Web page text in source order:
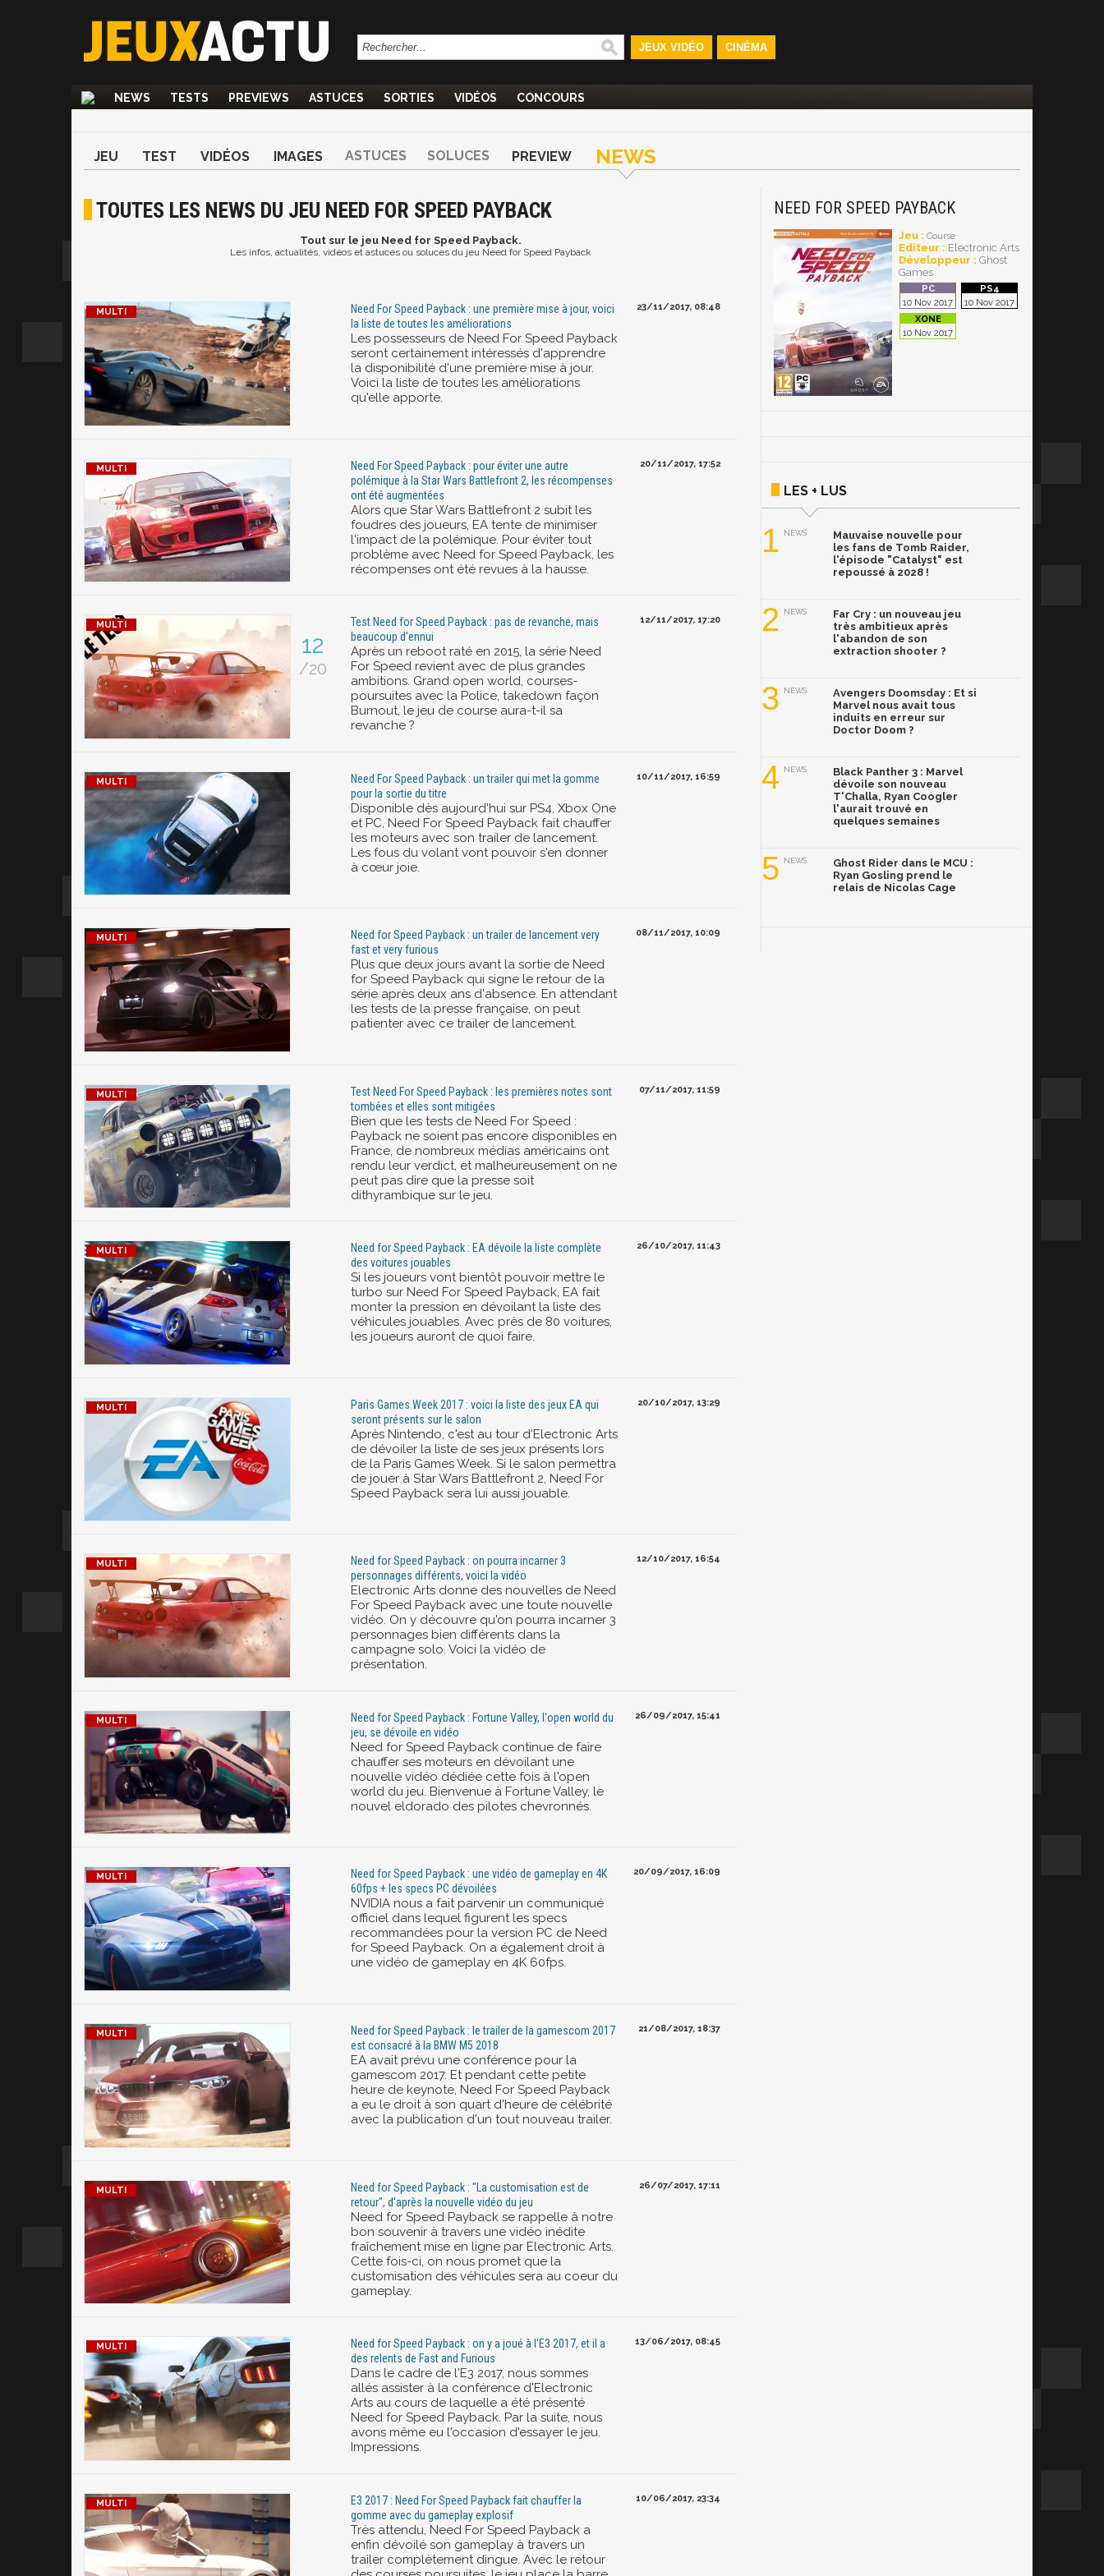
JEUX VIDÉO CINÉMA
NEWS TESTS PREVIEWS ASTUCES SORTIES VIDÉOS CONCOURS
JEU TEST VIDÉOS IMAGES ASTUCES SOLUCES PREVIEW NEWS
TOUTES LES NEWS DU JEU NEED FOR SPEED PAYBACK
Toutsur le jeu Need for Speed Payback.
Les infos, actualités, vidéos et astuces ou soluces du jeu Need for Speed Payback
Need For Speed Payback : une première mise à jour, voici
la liste de toutes les améliorations
Les possesseurs de Need For Speed Payback
seront certainement intéressés d'apprendre
la disponibilité d'une première mise à jour.
Voici la liste de toutes les améliorations
qu'elle apporte.
23/11/2017, 08:48
Need For Speed Payback : pour éviter une autre
polémique à la Star Wars Battlefront 2, les récompenses
ont été augmentées
Alors que Star Wars Battlefront 2 subit les
foudres des joueurs, EA tente de minimiser
l'impact de la polémique. Pour éviter tout
problème avec Need for Speed Payback, les
récompenses ont été revues à la hausse.
20/11/2017, 17:52
12
/20
Test Need for Speed Payback : pas de revanche, mais
beaucoup d'ennui
Après un reboot raté en 2015, la série Need
For Speed revient avec de plus grandes
ambitions. Grand open world, courses-
poursuites avec la Police, takedown façon
Burnout, le jeu de course aura-t-il sa
revanche ?
12/11/2017, 17:20
Need For Speed Payback : un trailer qui met la gomme
pour la sortie du titre
Disponible dès aujourd'hui sur PS4, Xbox One
et PC, Need For Speed Payback fait chauffer
les moteurs avec son trailer de lancement.
Les fous du volant vont pouvoir s'en donner
à cœur joie.
10/11/2017, 16:59
Need for Speed Payback : un trailer de lancement very
fast et very furious
Plus que deux jours avant la sortie de Need
for Speed Payback qui signe le retour de la
série après deux ans d'absence. En attendant
les tests de la presse française, on peut
patienter avec ce trailer de lancement.
08/11/2017, 10:09
Test Need For Speed Payback : les premières notes sont
tombées et elles sont mitigées
Bien que les tests de Need For Speed :
Payback ne soient pas encore disponibles en
France, de nombreux médias américains ont
rendu leur verdict, et malheureusement on ne
peut pas dire que la presse soit
dithyrambique sur le jeu.
07/11/2017, 11:59
Need for Speed Payback : EA dévoile la liste complète
des voitures jouables
Si les joueurs vont bientôt pouvoir mettre le
turbo sur Need For Speed Payback, EA fait
monter la pression en dévoilant la liste des
véhicules jouables. Avec près de 80 voitures,
les joueurs auront de quoi faire.
26/10/2017, 11:43
Paris Games Week 2017 : voici la liste des jeux EA qui
seront présents sur le salon
Après Nintendo, c'est au tour d'Electronic Arts
de dévoiler la liste de ses jeux présents lors
de la Paris Games Week. Si le salon permettra
de jouer à Star Wars Battlefront 2, Need For
Speed Payback sera lui aussi jouable.
20/10/2017, 13:29
Need for Speed Payback : on pourra incarner 3
personnages différents, voici la vidéo
Electronic Arts donne des nouvelles de Need
For Speed Payback avec une toute nouvelle
vidéo. On y découvre qu'on pourra incarner 3
personnages bien différents dans la
campagne solo. Voici la vidéo de
présentation.
12/10/2017, 16:54
Need for Speed Payback : Fortune Valley, l'open world du
jeu, se dévoile en vidéo
Need for Speed Payback continue de faire
chauffer ses moteurs en dévoilant une
nouvelle vidéo dédiée cette fois à l'open
world du jeu. Bienvenue à Fortune Valley, le
nouvel eldorado des pilotes chevronnés.
26/09/2017, 15:41
Need for Speed Payback : une vidéo de gameplay en 4K
60fps + les specs PC dévoilées
NVIDIA nous a fait parvenir un communiqué
officiel dans lequel figurent les specs
recommandées pour la version PC de Need
for Speed Payback. On a également droit à
une vidéo de gameplay en 4K 60fps.
20/09/2017, 16:09
Need for Speed Payback : le trailer de la gamescom 2017
est consacré à la BMW M5 2018
EA avait prévu une conférence pour la
gamescom 2017. Et pendant cette petite
heure de keynote, Need For Speed Payback
a eu le droit à son quart d'heure de célébrité
avec la publication d'un tout nouveau trailer.
21/08/2017, 18:37
Need for Speed Payback : "La customisation est de
retour", d'après la nouvelle vidéo du jeu
Need for Speed Payback se rappelle à notre
bon souvenir à travers une vidéo inédite
fraîchement mise en ligne par Electronic Arts.
Cette fois-ci, on nous promet que la
customisation des véhicules sera au coeur du
gameplay.
26/07/2017, 17:11
Need for Speed Payback : on y a joué à l'E3 2017, et il a
des relents de Fast and Furious
Dans le cadre de l'E3 2017, nous sommes
allés assister à la conférence d'Electronic
Arts au cours de laquelle a été présenté
Need for Speed Payback. Par la suite, nous
avons même eu l'occasion d'essayer le jeu.
Impressions.
13/06/2017, 08:45
E3 2017 : Need For Speed Payback fait chauffer la
gomme avec du gameplay explosif
Très attendu, Need For Speed Payback a
enfin dévoilé son gameplay à travers un
trailer complètement dingue. Avec le retour
10/06/2017, 23:34
NEED FOR SPEED PAYBACK
Jeu : Course
Editeur : Electronic Arts
Développeur : Ghost
Games
10 Nov 2017 10 Nov 2017
10 Nov 2017
LES + LUS
1 NEWS
Mauvaise nouvelle pour
les fans de Tomb Raider,
l'épisode "Catalyst" est
repoussé à 2028 !
2 NEWS
Far Cry : un nouveau jeu
très ambitieux après
l'abandon de son
extraction shooter ?
3 NEWS
Avengers Doomsday : Et si
Marvel nous avait tous
induits en erreur sur
Doctor Doom ?
4 NEWS
Black Panther 3 : Marvel
dévoile son nouveau
T'Challa, Ryan Coogler
l'aurait trouvé en
quelques semaines
5 NEWS
Ghost Rider dans le MCU :
Ryan Gosling prend le
relais de Nicolas Cage